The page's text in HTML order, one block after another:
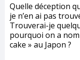
Quelle déception
je n’en ai pas
Trouverai-je
pourquoi on a
cake » au Japon ?